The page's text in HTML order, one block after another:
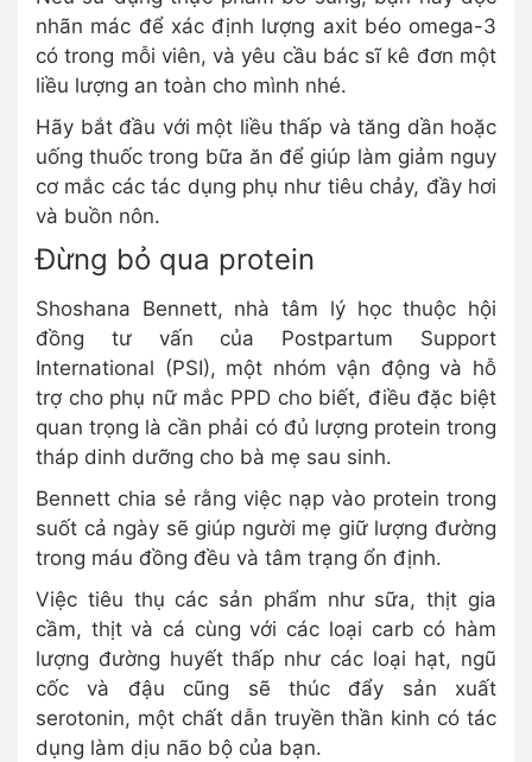
nhãn mác để xác định lượng axit béo omega-3
có trong mỗi viên, và yêu cầu bác sĩ kê đơn một
liều lượng an toàn cho mình nhé.
Hãy bắt đầu với một liều thấp và tăng dần hoặc
uống thuốc trong bữa ăn để giúp làm giảm nguy
cơ mắc các tác dụng phụ như tiêu chảy, đầy hơi
và buồn nôn.
Đừng bỏ qua protein
Shoshana Bennett, nhà tâm lý học thuộc hội
đồng tư vấn của Postpartum Support
International (PSI), một nhóm vận động và hỗ
trợ cho phụ nữ mắc PPD cho biết, điều đặc biệt
quan trọng là cần phải có đủ lượng protein trong
tháp dinh dưỡng cho bà mẹ sau sinh.
Bennett chia sẻ rằng việc nạp vào protein trong
suốt cả ngày sẽ giúp người mẹ giữ lượng đường
trong máu đồng đều và tâm trạng ổn định.
Việc tiêu thụ các sản phẩm như sữa, thịt gia
cầm, thịt và cá cùng với các loại carb có hàm
lượng đường huyết thấp như các loại hạt, ngũ
cốc và đậu cũng sẽ thúc đẩy sản xuất
serotonin, một chất dẫn truyền thần kinh có tác
dụng làm dịu não bộ của bạn.